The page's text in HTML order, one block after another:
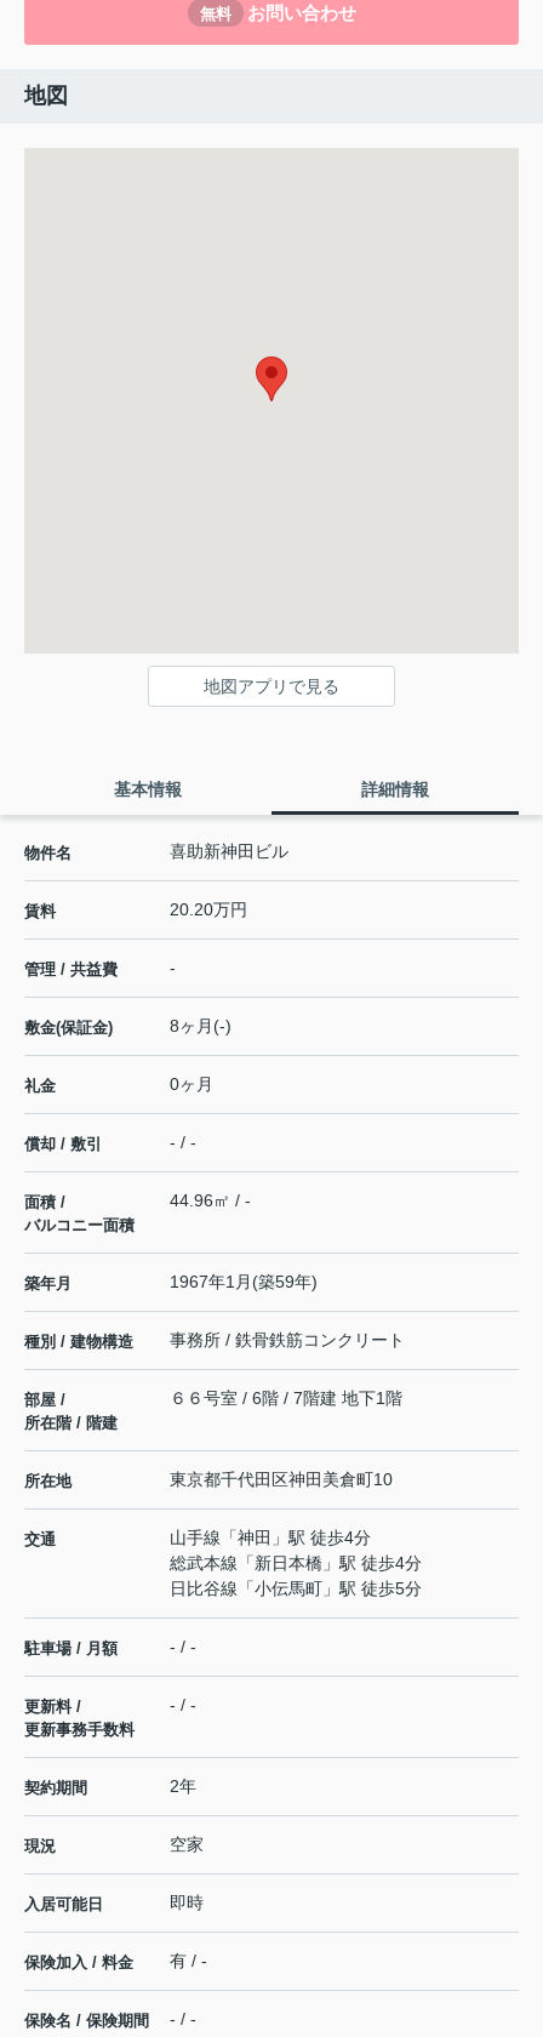
無料 お問い合わせ
地図
地図アプリで見る
基本情報 詳細情報
物件名 喜助新神田ビル
賃料 20.20万円
管理 / 共益費 -
敷金(保証金) 8ヶ月(-)
礼金 0ヶ月
償却 / 敷引 - / -
面積 /
バルコニー面積
44.96㎡ / -
築年月 1967年1月(築59年)
種別 / 建物構造 事務所 / 鉄骨鉄筋コンクリート
部屋 /
所在階 / 階建
６６号室 / 6階 / 7階建 地下1階
所在地 東京都千代田区神田美倉町10
交通 山手線 「神田 」駅 徒歩4分
総武本線 「新日本橋 」駅 徒歩4分
日比谷線 「小伝馬町 」駅 徒歩5分
駐車場 / 月額 - / -
更新料 /
更新事務手数料
- / -
契約期間 2年
現況 空家
入居可能日 即時
保険加入 / 料金 有 / -
保険名 / 保険期間 - / -